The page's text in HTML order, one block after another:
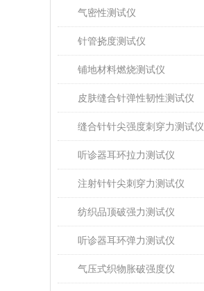
气密性测试仪
针管挠度测试仪
铺地材料燃烧测试仪
皮肤缝合针弹性韧性测试仪
缝合针针尖强度刺穿力测试仪
听诊器耳环拉力测试仪
注射针针尖刺穿力测试仪
纺织品顶破强力测试仪
听诊器耳环弹力测试仪
气压式织物胀破强度仪